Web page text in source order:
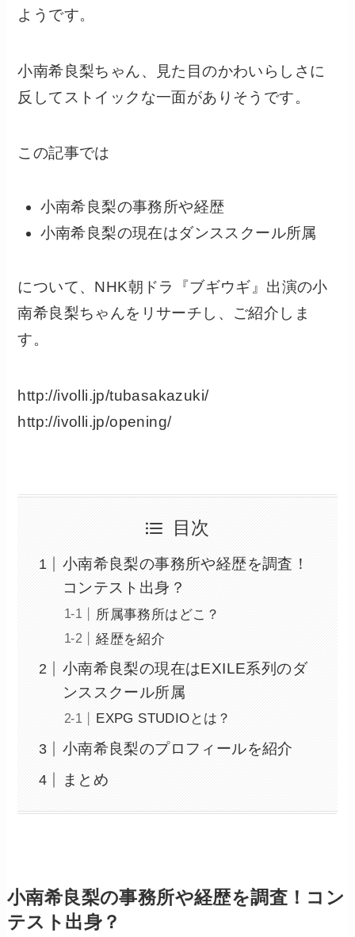
ようです。
小南希良梨ちゃん、見た目のかわいらしさに
反してストイックな一面がありそうです。
この記事では
小南希良梨の事務所や経歴
小南希良梨の現在はダンススクール所属
について、NHK朝ドラ『ブギウギ』出演の小
南希良梨ちゃんをリサーチし、ご紹介しま
す。
http://ivolli.jp/tubasakazuki/
http://ivolli.jp/opening/
目次
小南希良梨の事務所や経歴を調査！
コンテスト出身？
所属事務所はどこ？
経歴を紹介
小南希良梨の現在はEXILE系列のダ
ンススクール所属
EXPG STUDIOとは？
小南希良梨のプロフィールを紹介
まとめ
小南希良梨の事務所や経歴を調査！コン
テスト出身？